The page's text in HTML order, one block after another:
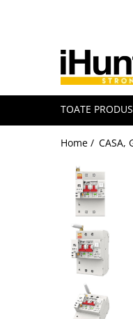
TELEFOANE & TABLETE
Telefoane iHunt
Smartphone
Boxe Portabile
Accesorii telefoane
Huse protectie
Accesorii smartwatch
ELECTROCASNICE
Aparate de Gătit
TOATE
Home / CASA,